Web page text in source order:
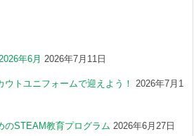
年6月 2026年7月11日
トユニフォームで迎えよう！
2026年7月1
のSTEAM教育プログラム 2026年6月27日